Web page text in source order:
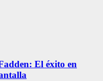
El éxito en